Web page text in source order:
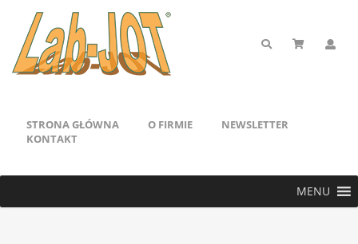
STRONA GŁÓWNA O FIRMIE
NEWSLETTER
KONTAKT
MENU